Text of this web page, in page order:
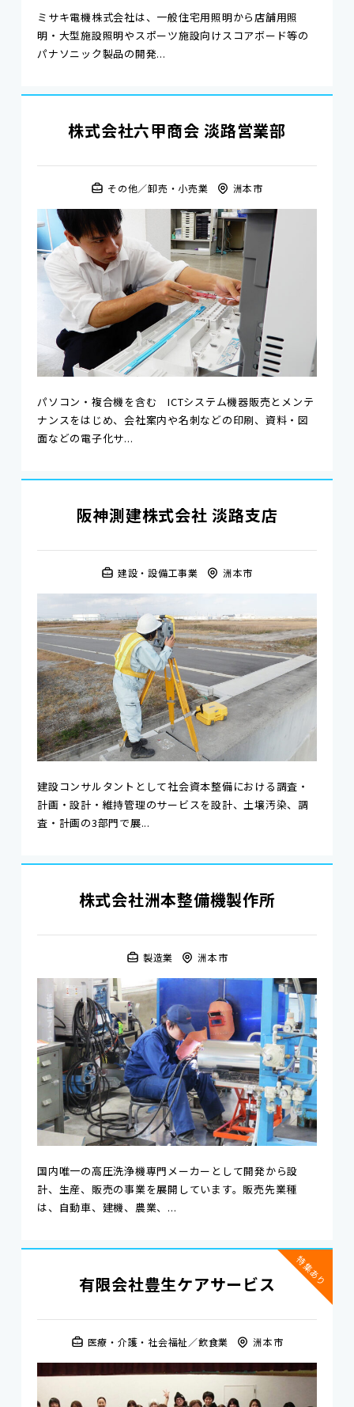
ミサキ電機株式会社は、一般住宅用照明から店舗用照
明・大型施設照明やスポーツ施設向けスコアボード等の
パナソニック製品の開発...
株式会社六甲商会 淡路営業部
その他 卸売・小売業 洲本市
パソコン・複合機を含む ICTシステム機器販売とメンテ
ナンスをはじめ、会社案内や名刺などの印刷、資料・図
面などの電子化サ...
阪神測建株式会社 淡路支店
建設・設備工事業 洲本市
建設コンサルタントとして社会資本整備における調査・
計画・設計・維持管理のサービスを設計、土壌汚染、調
査・計画の3部門で展...
株式会社洲本整備機製作所
製造業 洲本市
国内唯一の高圧洗浄機専門メーカーとして開発から設
計、生産、販売の事業を展開しています。販売先業種
は、自動車、建機、農業、...
有限会社豊生ケアサービス
医療・介護・社会福祉 飲食業 洲本市
特集あり